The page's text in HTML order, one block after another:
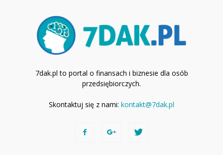
7dak.pl to portal o finansach i biznesie dla osób
przedsiębiorczych.
Skontaktuj się z nami: kontakt@7dak.pl